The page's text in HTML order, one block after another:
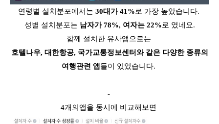
연령별 설치분포에서는 30대가 41%로 가장 높았습니다.
성별 설치분포는 남자가 78%, 여자는 22%로 였네요.
함께 설치한 유사앱으로는
호텔나우, 대한항공, 국가교통정보센터와 같은 다양한 종류의
여행관련 앱 들이 있었습니다.
-
4개의앱을 동시에 비교해보면